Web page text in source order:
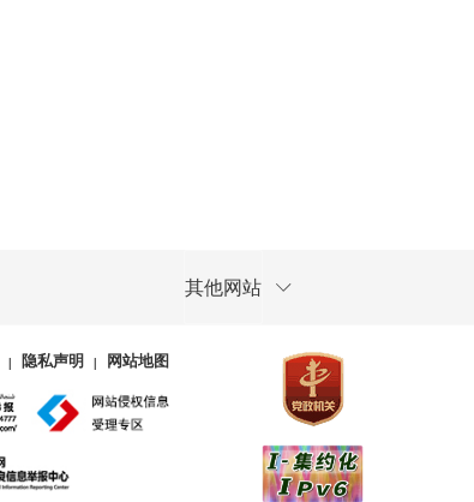
其他网站
| 隐私声明 | 网站地图